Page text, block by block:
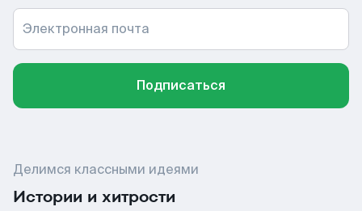
Электронная почта
Подписаться
Делимся классными идеями
Истории и хитрости